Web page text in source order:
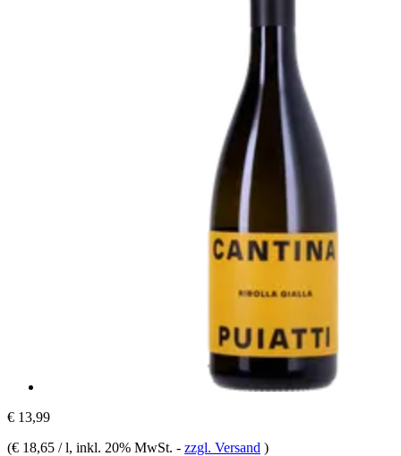
€ 13,99
(€ 18,65 / l, inkl. 20% MwSt. - zzgl. Versand )